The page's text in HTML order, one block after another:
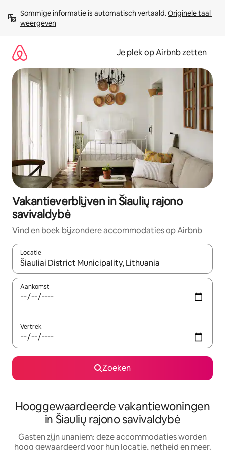
direct
naar
Sommige informatie is automatisch vertaald. Originele taal
weergeven
Je plek op Airbnb zetten
Vakantieverblijven in Šiaulių rajono
savivaldybė
Vind en boek bijzondere accommodaties op Airbnb
Locatie
Wanneer er resultaten beschikbaar zijn, maak je een keuze
Aankomst
Vertrek
Zoeken
Hooggewaardeerde vakantiewoningen
in Šiaulių rajono savivaldybė
Gasten zijn unaniem: deze accommodaties worden
hoog gewaardeerd voor hun locatie, netheid en meer.